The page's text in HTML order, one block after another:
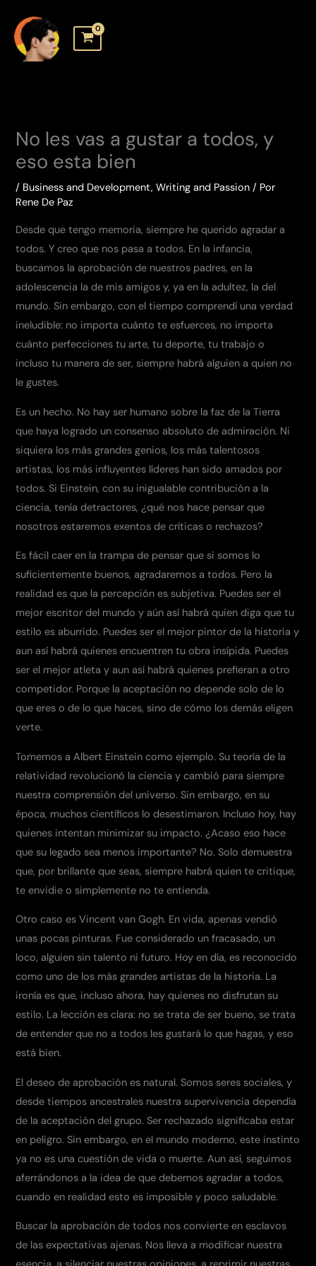
contenido
No les vas a gustar a todos, y
eso esta bien
/ Business and Development,Writing and Passion / Por
Rene De Paz
Desde que tengo memoria, siempre he querido agradar a
todos. Y creo que nos pasa a todos. En la infancia,
buscamos la aprobación de nuestros padres, en la
adolescencia la de mis amigos y, ya en la adultez, la del
mundo. Sin embargo, con el tiempo comprendí una verdad
ineludible: no importa cuánto te esfuerces, no importa
cuánto perfecciones tu arte, tu deporte, tu trabajo o
incluso tu manera de ser, siempre habrá alguien a quien no
le gustes.
Es un hecho. No hay ser humano sobre la faz de la Tierra
que haya logrado un consenso absoluto de admiración. Ni
siquiera los más grandes genios, los más talentosos
artistas, los más influyentes líderes han sido amados por
todos. Si Einstein, con su inigualable contribución a la
ciencia, tenía detractores, ¿qué nos hace pensar que
nosotros estaremos exentos de críticas o rechazos?
Es fácil caer en la trampa de pensar que si somos lo
suficientemente buenos, agradaremos a todos. Pero la
realidad es que la percepción es subjetiva. Puedes ser el
mejor escritor del mundo y aún así habrá quien diga que tu
estilo es aburrido. Puedes ser el mejor pintor de la historia y
aun así habrá quienes encuentren tu obra insípida. Puedes
ser el mejor atleta y aun así habrá quienes prefieran a otro
competidor. Porque la aceptación no depende solo de lo
que eres o de lo que haces, sino de cómo los demás eligen
verte.
Tomemos a Albert Einstein como ejemplo. Su teoría de la
relatividad revolucionó la ciencia y cambió para siempre
nuestra comprensión del universo. Sin embargo, en su
época, muchos científicos lo desestimaron. Incluso hoy, hay
quienes intentan minimizar su impacto. ¿Acaso eso hace
que su legado sea menos importante? No. Solo demuestra
que, por brillante que seas, siempre habrá quien te critique,
te envidie o simplemente no te entienda.
Otro caso es Vincent van Gogh. En vida, apenas vendió
unas pocas pinturas. Fue considerado un fracasado, un
loco, alguien sin talento ni futuro. Hoy en día, es reconocido
como uno de los más grandes artistas de la historia. La
ironía es que, incluso ahora, hay quienes no disfrutan su
estilo. La lección es clara: no se trata de ser bueno, se trata
de entender que no a todos les gustará lo que hagas, y eso
está bien.
El deseo de aprobación es natural. Somos seres sociales, y
desde tiempos ancestrales nuestra supervivencia dependía
de la aceptación del grupo. Ser rechazado significaba estar
en peligro. Sin embargo, en el mundo moderno, este instinto
ya no es una cuestión de vida o muerte. Aun así, seguimos
aferrándonos a la idea de que debemos agradar a todos,
cuando en realidad esto es imposible y poco saludable.
Buscar la aprobación de todos nos convierte en esclavos
de las expectativas ajenas. Nos lleva a modificar nuestra